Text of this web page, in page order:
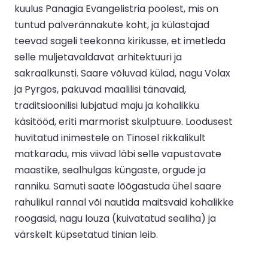
kuulus Panagia Evangelistria poolest, mis on
tuntud palverännakute koht, ja külastajad
teevad sageli teekonna kirikusse, et imetleda
selle muljetavaldavat arhitektuuri ja
sakraalkunsti. Saare võluvad külad, nagu Volax
ja Pyrgos, pakuvad maalilisi tänavaid,
traditsioonilisi lubjatud maju ja kohalikku
käsitööd, eriti marmorist skulptuure. Loodusest
huvitatud inimestele on Tinosel rikkalikult
matkaradu, mis viivad läbi selle vapustavate
maastike, sealhulgas küngaste, orgude ja
ranniku. Samuti saate lõõgastuda ühel saare
rahulikul rannal või nautida maitsvaid kohalikke
roogasid, nagu louza (kuivatatud sealiha) ja
värskelt küpsetatud tinian leib.